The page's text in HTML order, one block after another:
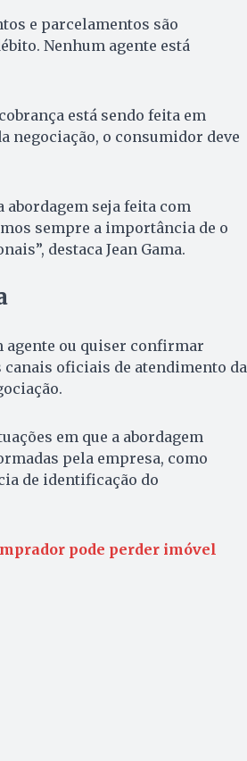
e parcelamentos são
Nenhum agente está
está sendo feita em
negociação, o consumidor deve
seja feita com
sempre a importância de o
destaca Jean Gama.
agente ou quiser confirmar
oficiais de atendimento da
em que a abordagem
pela empresa, como
de identificação do
pode perder imóvel